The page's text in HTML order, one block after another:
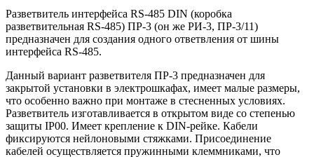
Разветвитель интерфейса RS-485 DIN (коробка
разветвительная RS-485) ПР-3 (он же РИ-3, ПР-3/11)
предназначен для создания одного ответвления от шины
интерфейса RS-485.
Данный вариант разветвителя ПР-3 предназначен для
закрытой установки в электрошкафах, имеет малые размеры,
что особенно важно при монтаже в стесненных условиях.
Разветвитель изготавливается в открытом виде со степенью
защиты IP00. Имеет крепление к DIN-рейке. Кабели
фиксируются нейлоновыми стяжками. Присоединение
кабелей осуществляется пружинными клеммниками, что